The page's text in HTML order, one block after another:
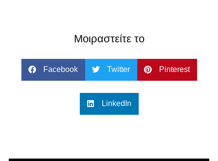
Μοιραστείτε το
Facebook Twitter Pinterest
LinkedIn